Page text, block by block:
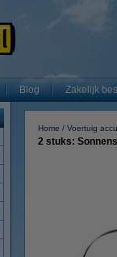
Blog Zakelijk
Home Voertuig
2 stuks: